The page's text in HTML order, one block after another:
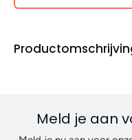
Meld je aan